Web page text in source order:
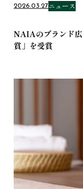
2026.03.27ニュース
NAIAのブランド
賞」を受賞